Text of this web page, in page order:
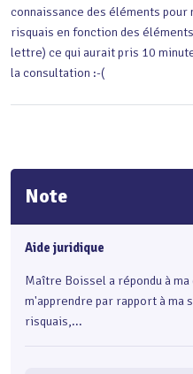
connaissance des éléments
risquais en fonction des
lettre) ce qui aurait pris 10
la consultation :-(
Note
Aide juridique
Maître Boissel a répondu à
m'apprendre par rapport à ma
risquais,...